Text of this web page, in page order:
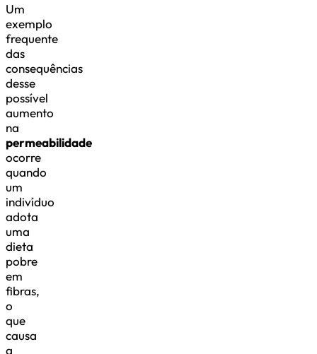
Um
exemplo
frequente
das
consequências
desse
possível
aumento
na
permeabilidade
ocorre
quando
um
indivíduo
adota
uma
dieta
pobre
em
fibras,
o
que
causa
a